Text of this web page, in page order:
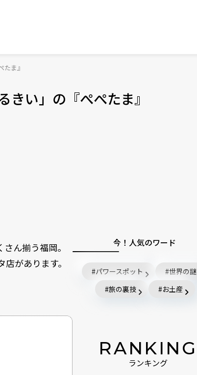
ま』
きい」の『ぺぺたま』
ん揃う福岡。
があります。
今！人気のワード
パワースポット
世界の謎
旅の裏技
お土産
RANKING
ランキング